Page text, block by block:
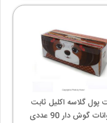
گوش دار 90 عددی